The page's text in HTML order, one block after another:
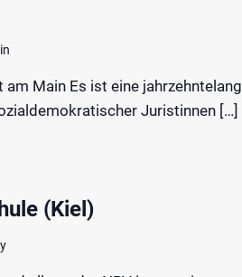
Main Es ist eine jahrzehntelang
Juristinnen […]
(Kiel)